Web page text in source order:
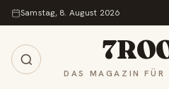
Zum Inhalt springen
Samstag, 8. August 2026
DAS MAGAZIN FÜR